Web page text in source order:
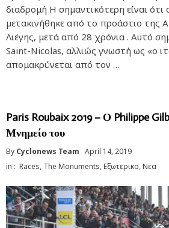
διαδρομή Η σημαντικότερη είναι ότι
μετακινήθηκε από το προάστιο της
Λιέγης, μετά από 28 χρόνια . Αυτό
Saint-Nicolas, αλλιώς γνωστή ως «ο
απομακρύνεται από τον …
Paris Roubaix 2019 – Ο Philippe
Μνημείο του
By Cyclonews Team April 14, 2019
in : Races, The Monuments,Εξωτερικο,Νεα